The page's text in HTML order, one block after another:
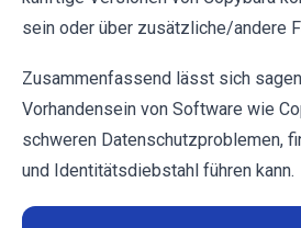
sein oder über zusätzliche/andere
Zusammenfassend lässt sich
Vorhandensein von Software wie
schweren Datenschutzproblemen,
und Identitätsdiebstahl führen kann.